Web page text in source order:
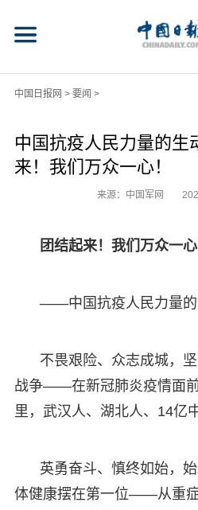
中国日报网 > 要闻 >
中国抗疫人民力量的生
来！我们万众一心！
来源：中国军网
团结起来！我们万众一心
——中国抗疫人民力量的
不畏艰险、众志成城，
战争——在新冠肺炎疫情面
里，武汉人、湖北人、14亿
英勇奋斗、慎终如始，
体健康摆在第一位——从重